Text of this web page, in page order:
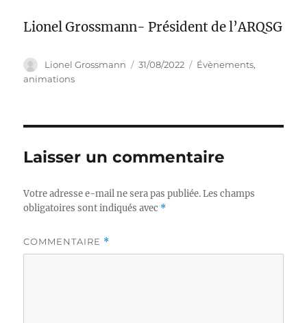
Lionel Grossmann- Président de l’ARQSG
Auteur
Lionel Grossmann
Publié
31/08/2022 Catégories
Évènements,
animations
Laisser un commentaire
Votre adresse e-mail ne sera pas publiée. Les champs
obligatoires sont indiqués avec *
COMMENTAIRE *